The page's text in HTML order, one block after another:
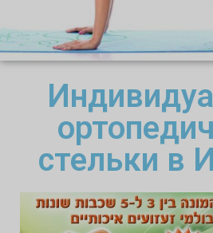
стельки в